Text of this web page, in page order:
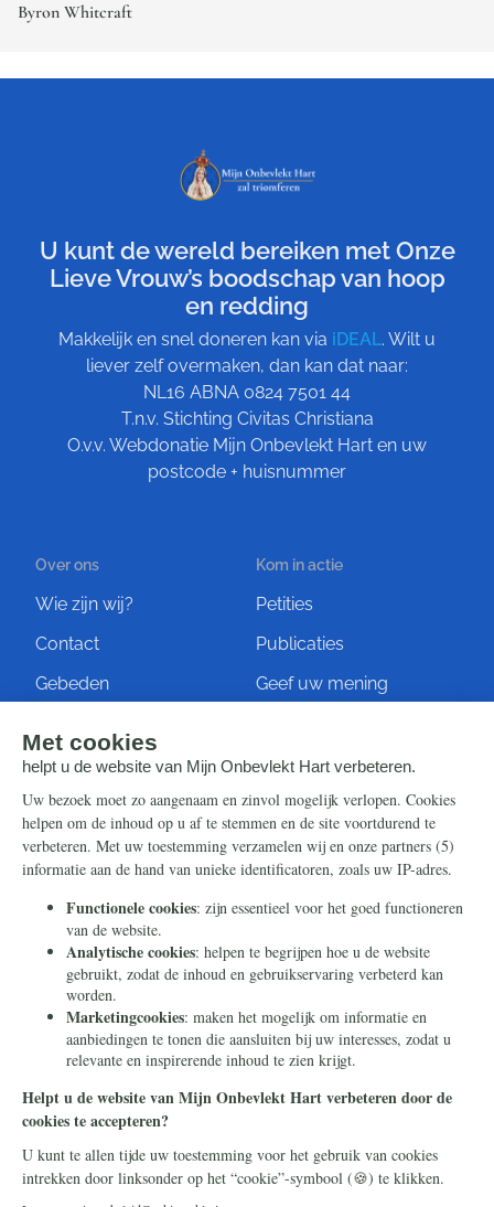
Byron Whitcraft
U kunt de wereld bereiken met Onze
Lieve Vrouw’s boodschap van hoop
en redding
Makkelijk en snel doneren kan via iDEAL. Wilt u
liever zelf overmaken, dan kan dat naar:
NL16 ABNA 0824 7501 44
T.n.v. Stichting Civitas Christiana
O.v.v. Webdonatie Mijn Onbevlekt Hart en uw
postcode + huisnummer
Over ons
Wie zijn wij?
Contact
Gebeden
Kom in actie
Petities
Publicaties
Geef uw mening
Steun ons
Nieuwsbrief
Eenmalig
Maandelijks
Periodiek
Nalaten
Zelf overschrijven
Info
Contact
Ontvang onze Telegram-
berichten
© 2026 Stichting Civitas Christiana
Cookieverklaring